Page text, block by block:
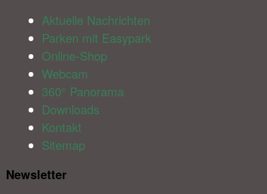
Aktuelle Nachrichten
Parken mit Easypark
Online-Shop
Webcam
360° Panorama
Downloads
Kontakt
Sitemap
Newsletter​